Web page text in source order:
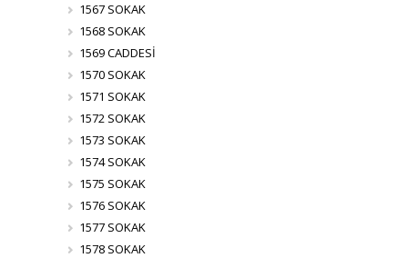
1567 SOKAK
1568 SOKAK
1569 CADDESİ
1570 SOKAK
1571 SOKAK
1572 SOKAK
1573 SOKAK
1574 SOKAK
1575 SOKAK
1576 SOKAK
1577 SOKAK
1578 SOKAK